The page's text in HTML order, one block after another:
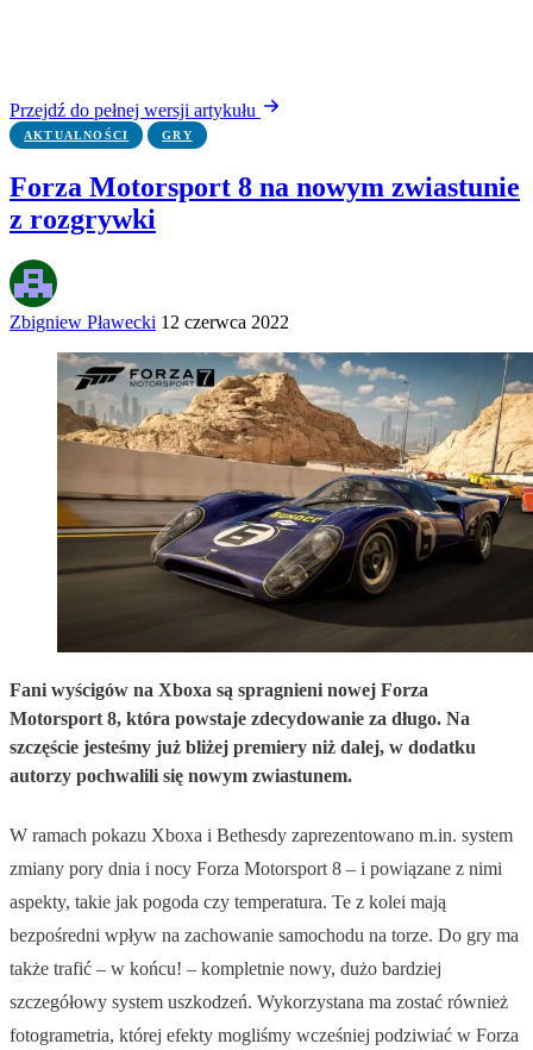
Przejdź do pełnej wersji artykułu
AKTUALNOŚCI GRY
Forza Motorsport 8 na nowym zwiastunie
z rozgrywki
Zbigniew Pławecki 12 czerwca 2022
Fani wyścigów na Xboxa są spragnieni nowej Forza
Motorsport 8, która powstaje zdecydowanie za długo. Na
szczęście jesteśmy już bliżej premiery niż dalej, w dodatku
autorzy pochwalili się nowym zwiastunem.
W ramach pokazu Xboxa i Bethesdy zaprezentowano m.in. system
zmiany pory dnia i nocy Forza Motorsport 8 – i powiązane z nimi
aspekty, takie jak pogoda czy temperatura. Te z kolei mają
bezpośredni wpływ na zachowanie samochodu na torze. Do gry ma
także trafić – w końcu! – kompletnie nowy, dużo bardziej
szczegółowy system uszkodzeń. Wykorzystana ma zostać również
fotogrametria, której efekty mogliśmy wcześniej podziwiać w Forza